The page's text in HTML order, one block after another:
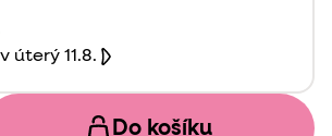
úterý 11.8.
Do košíku